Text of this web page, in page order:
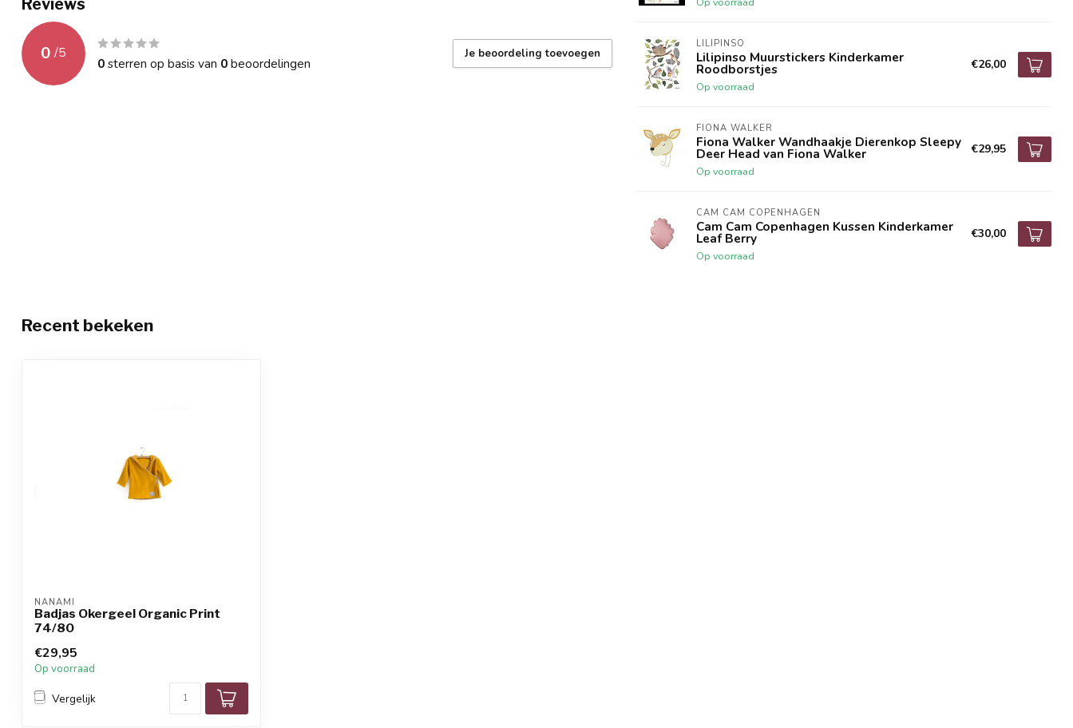
0 /5
0sterren op basis van 0beoordelingen
Je beoordeling toevoegen
LILIPINSO
Lilipinso Muurstickers Kinderkamer
Roodborstjes
Op voorraad
€26,00
FIONA WALKER
Fiona Walker Wandhaakje Dierenkop Sleepy
Deer Head van Fiona Walker
Op voorraad
€29,95
CAM CAM COPENHAGEN
Cam Cam Copenhagen Kussen Kinderkamer
Leaf Berry
Op voorraad
€30,00
Recent bekeken
NANAMI
Badjas Okergeel Organic Print
74/80
€29,95
Op voorraad
Vergelijk